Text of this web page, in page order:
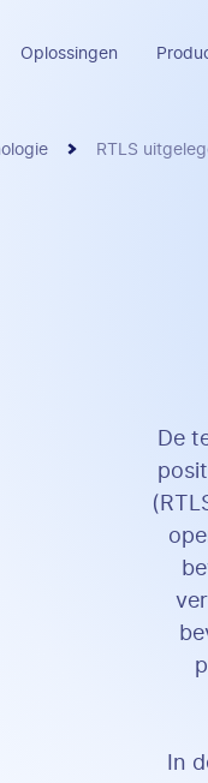
Oplossingen
RTLS
De
In